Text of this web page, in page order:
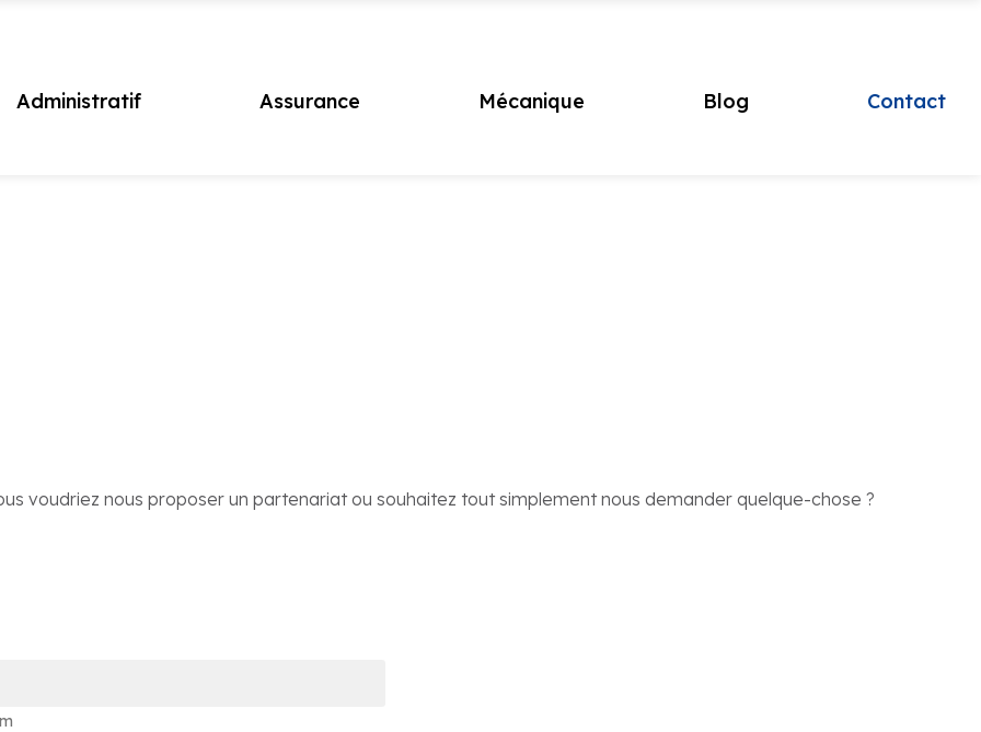
Administratif Assurance Mécanique Blog Contact
voudriez nous proposer un partenariat ou souhaitez tout simplement nous demander quelque-chose ?